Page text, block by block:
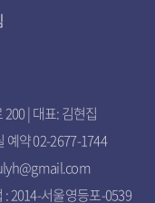
| 대표: 김현집
예약 02-2677-1744
: 2014-서울영등포-0539